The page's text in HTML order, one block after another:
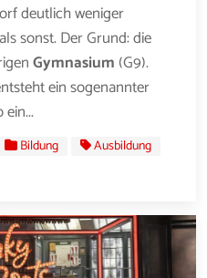
deutlich weniger
sonst. Der Grund: die
Gymnasium (G9).
ein sogenannter
Bildung
Ausbildung